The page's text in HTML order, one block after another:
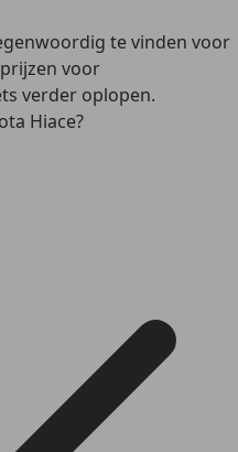
te vinden voor
voor
verder oplopen.
Hiace?